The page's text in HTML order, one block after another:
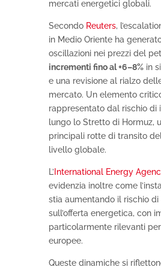
mercati energetici globali.
Secondo Reuters,
in Medio Oriente ha
oscillazioni nei prezzi del
incrementi fino al +6–8%in
e una revisione al rialzo
mercato. Un elemento
rappresentato dal rischio di
lungo lo Stretto di Hormuz,
principali rotte di transito
livello globale.
L’ International Energy
evidenzia inoltre come
stia aumentando il rischio di
sull’offerta energetica, con
particolarmente rilevanti
europee.
Queste dinamiche si